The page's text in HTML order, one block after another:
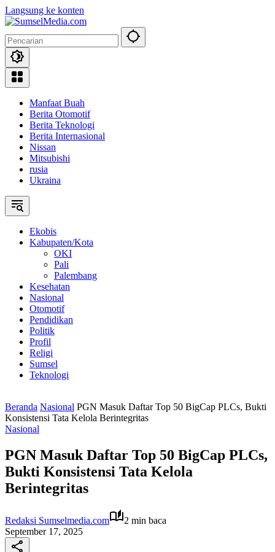
Langsung ke konten
Manfaat Buah
Berita Otomotif
Berita Teknologi
Berita Internasional
Nissan
Mitsubishi
rusia
Ukraina
Ekobis
Kabupaten/Kota
OKI
Pali
Palembang
Kesehatan
Nasional
Otomotif
Pendidikan
Politik
Profil
Religi
Sumsel
Teknologi
Beranda Nasional PGN Masuk Daftar Top 50 BigCap PLCs, Bukti
Konsistensi Tata Kelola Berintegritas
Nasional
PGN Masuk Daftar Top 50 BigCap PLCs,
Bukti Konsistensi Tata Kelola
Berintegritas
Redaksi Sumselmedia.com
2 min baca
September 17, 2025